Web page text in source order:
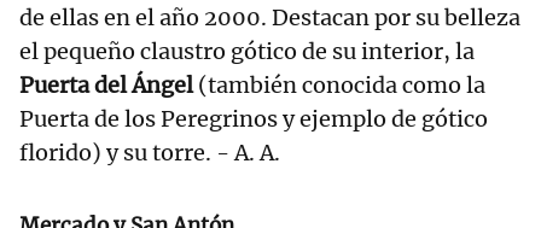
de ellas en el año 2000. Destacan por su belleza
el pequeño claustro gótico de su interior, la
Puerta del Ángel(también conocida como la
Puerta de los Peregrinos y ejemplo de gótico
florido) y su torre. - A. A.